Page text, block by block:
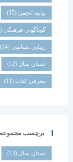
بیانیه انجمن(15)
گوناگونی فرهنگی (15)
زیبایی شناسی (14)
استان سال(12)
معرفی کتاب(11)
برچسب مجموعه مقالات
استان سال(13)